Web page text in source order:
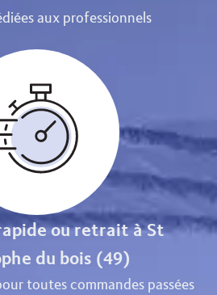
aux professionnels
ou retrait à St
du bois (49)
toutes commandes passées